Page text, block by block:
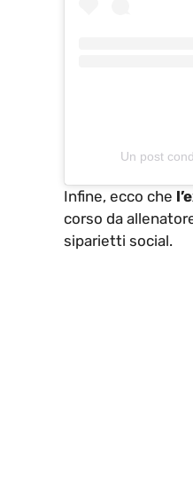
Un post
Infine, ecco che
corso da
siparietti social.